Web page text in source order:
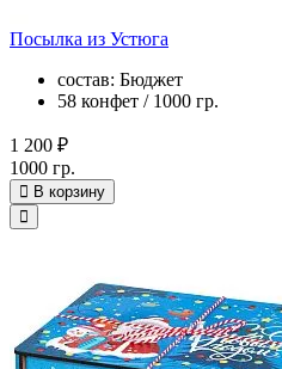
Посылка из Устюга
состав: Бюджет
58 конфет / 1000 гр.
1 200 ₽
1000 гр.
В корзину